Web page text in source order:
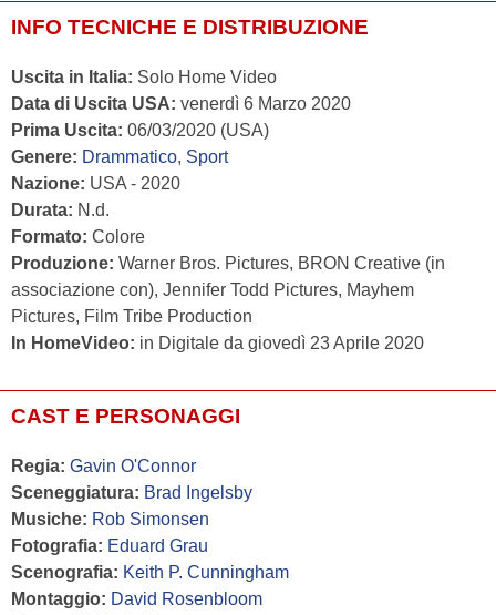
INFO TECNICHE E DISTRIBUZIONE
Uscita in Italia: Solo Home Video
Data di Uscita USA: venerdì 6 Marzo 2020
Prima Uscita: 06/03/2020 (USA)
Genere: Drammatico, Sport
Nazione: USA - 2020
Durata: N.d.
Formato: Colore
Produzione: Warner Bros. Pictures, BRON Creative (in
associazione con), Jennifer Todd Pictures, Mayhem
Pictures, Film Tribe Production
In HomeVideo: in Digitale da giovedì 23 Aprile 2020
CAST E PERSONAGGI
Regia: Gavin O'Connor
Sceneggiatura: Brad Ingelsby
Musiche: Rob Simonsen
Fotografia: Eduard Grau
Scenografia: Keith P. Cunningham
Montaggio: David Rosenbloom